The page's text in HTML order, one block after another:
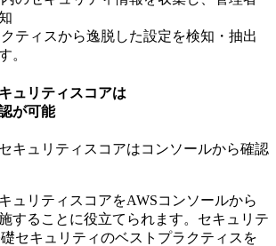
ティスから逸脱した設定を検知・抽出
。
ュリティスコアは
が可能
ュリティスコアをAWSコンソールから
することに役立てられます。セキュリテ
セキュリティのベストプラクティスを